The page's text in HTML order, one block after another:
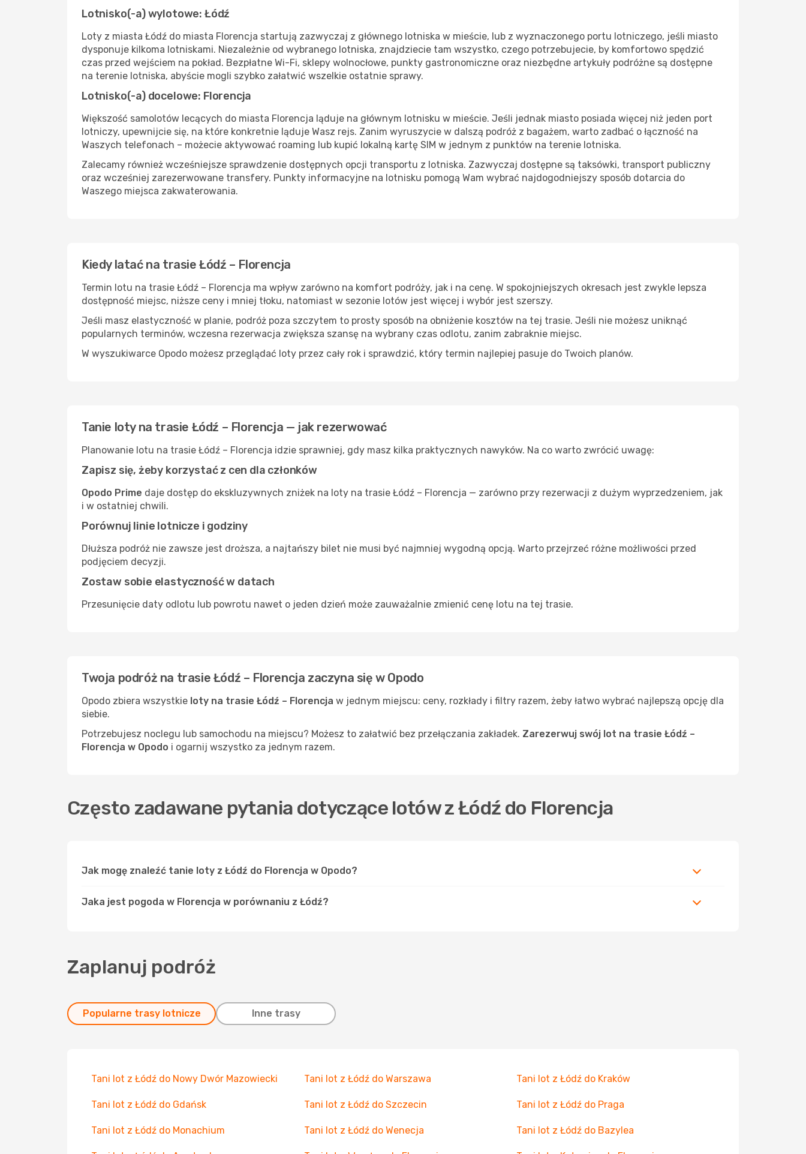
Lotnisko(-a) wylotowe: Łódź
Loty z miasta Łódź do miasta Florencja startują zazwyczaj z głównego lotniska w mieście, lub z wyznaczonego portu lotniczego, jeśli miasto
dysponuje kilkoma lotniskami. Niezależnie od wybranego lotniska, znajdziecie tam wszystko, czego potrzebujecie, by komfortowo spędzić
czas przed wejściem na pokład. Bezpłatne Wi-Fi, sklepy wolnocłowe, punkty gastronomiczne oraz niezbędne artykuły podróżne są dostępne
na terenie lotniska, abyście mogli szybko załatwić wszelkie ostatnie sprawy.
Lotnisko(-a) docelowe: Florencja
Większość samolotów lecących do miasta Florencja ląduje na głównym lotnisku w mieście. Jeśli jednak miasto posiada więcej niż jeden port
lotniczy, upewnijcie się, na które konkretnie ląduje Wasz rejs. Zanim wyruszycie w dalszą podróż z bagażem, warto zadbać o łączność na
Waszych telefonach – możecie aktywować roaming lub kupić lokalną kartę SIM w jednym z punktów na terenie lotniska.
Zalecamy również wcześniejsze sprawdzenie dostępnych opcji transportu z lotniska. Zazwyczaj dostępne są taksówki, transport publiczny
oraz wcześniej zarezerwowane transfery. Punkty informacyjne na lotnisku pomogą Wam wybrać najdogodniejszy sposób dotarcia do
Waszego miejsca zakwaterowania.
Kiedy latać na trasie Łódź – Florencja
Termin lotu na trasie Łódź – Florencja ma wpływ zarówno na komfort podróży, jak i na cenę. W spokojniejszych okresach jest zwykle lepsza
dostępność miejsc, niższe ceny i mniej tłoku, natomiast w sezonie lotów jest więcej i wybór jest szerszy.
Jeśli masz elastyczność w planie, podróż poza szczytem to prosty sposób na obniżenie kosztów na tej trasie. Jeśli nie możesz uniknąć
popularnych terminów, wczesna rezerwacja zwiększa szansę na wybrany czas odlotu, zanim zabraknie miejsc.
W wyszukiwarce Opodo możesz przeglądać loty przez cały rok i sprawdzić, który termin najlepiej pasuje do Twoich planów.
Tanie loty na trasie Łódź – Florencja — jak rezerwować
Planowanie lotu na trasie Łódź – Florencja idzie sprawniej, gdy masz kilka praktycznych nawyków. Na co warto zwrócić uwagę:
Zapisz się, żeby korzystać z cen dla członków
Opodo Prime daje dostęp do ekskluzywnych zniżek na loty na trasie Łódź – Florencja — zarówno przy rezerwacji z dużym wyprzedzeniem, jak
i w ostatniej chwili.
Porównuj linie lotnicze i godziny
Dłuższa podróż nie zawsze jest droższa, a najtańszy bilet nie musi być najmniej wygodną opcją. Warto przejrzeć różne możliwości przed
podjęciem decyzji.
Zostaw sobie elastyczność w datach
Przesunięcie daty odlotu lub powrotu nawet o jeden dzień może zauważalnie zmienić cenę lotu na tej trasie.
Twoja podróż na trasie Łódź – Florencja zaczyna się w Opodo
Opodo zbiera wszystkie loty na trasie Łódź – Florencja w jednym miejscu: ceny, rozkłady i filtry razem, żeby łatwo wybrać najlepszą opcję dla
siebie.
Potrzebujesz noclegu lub samochodu na miejscu? Możesz to załatwić bez przełączania zakładek. Zarezerwuj swój lot na trasie Łódź –
Florencja w Opodo i ogarnij wszystko za jednym razem.
Często zadawane pytania dotyczące lotów z Łódź do Florencja
Jak mogę znaleźć tanie loty z Łódź do Florencja w Opodo?
Jaka jest pogoda w Florencja w porównaniu z Łódź?
Zaplanuj podróż
Popularne trasy lotnicze Inne trasy
Tani lot z Łódź do Nowy Dwór Mazowiecki Tani lot z Łódź do Warszawa Tani lot z Łódź do Kraków
Tani lot z Łódź do Gdańsk Tani lot z Łódź do Szczecin Tani lot z Łódź do Praga
Tani lot z Łódź do Monachium Tani lot z Łódź do Wenecja Tani lot z Łódź do Bazylea